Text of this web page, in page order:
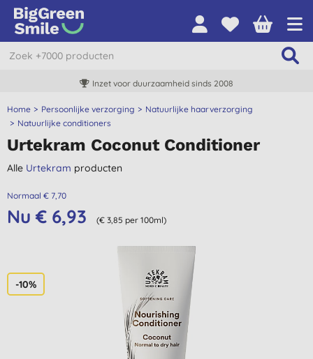
Inzet voor duurzaamheid sinds 2008
Home Persoonlijke verzorging
Natuurlijke haarverzorging
Natuurlijke conditioners
Urtekram Coconut Conditioner
Alle Urtekram producten
Normaal € 7,70
Nu € 6,93 (€ 3,85 per 100ml)
-10%